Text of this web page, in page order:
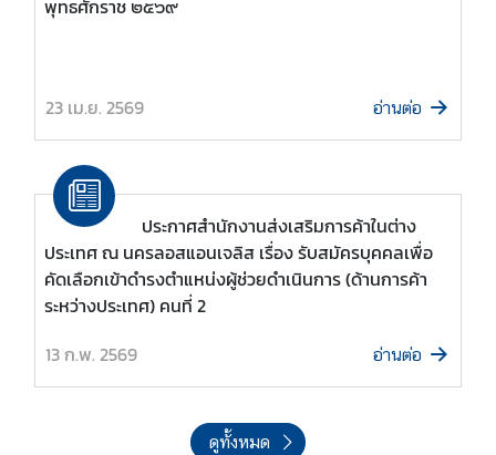
พุทธศักราช ๒๕๖๙
23 เม.ย. 2569 อ่านต่อ
ประกาศสำนักงานส่งเสริมการค้าในต่าง
ประเทศ ณ นครลอสแอนเจลิส เรื่อง รับสมัครบุคคลเพื่อ
คัดเลือกเข้าดำรงตำแหน่งผู้ช่วยดำเนินการ (ด้านการค้า
ระหว่างประเทศ) คนที่ 2
13 ก.พ. 2569
อ่านต่อ
ดูทั้งหมด